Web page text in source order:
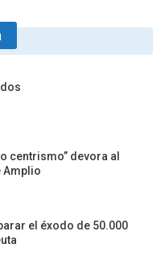
centrismo” devora al
Amplio
el éxodo de 50.000